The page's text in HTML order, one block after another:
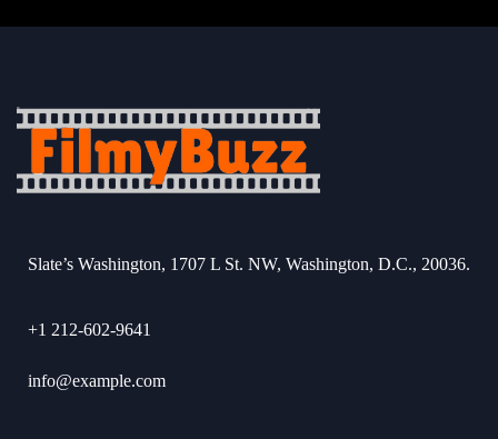
Slate’s Washington, 1707 L St. NW, Washington, D.C., 20036.
+1 212-602-9641
info@example.com